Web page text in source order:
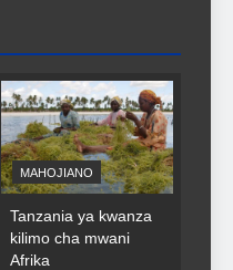
MAHOJIANO
Tanzania ya kwanza
kilimo cha mwani
Afrika